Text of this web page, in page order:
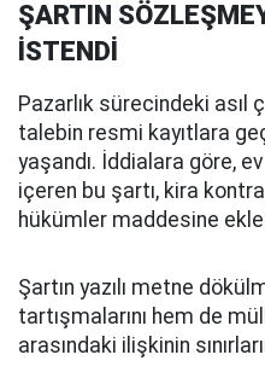
ŞARTIN
İSTENDİ
Pazarlık sürecindeki asıl
talebin resmi kayıtlara
yaşandı. İddialara göre,
içeren bu şartı, kira
hükümler maddesine
Şartın yazılı metne
tartışmalarını hem de
arasındaki ilişkinin